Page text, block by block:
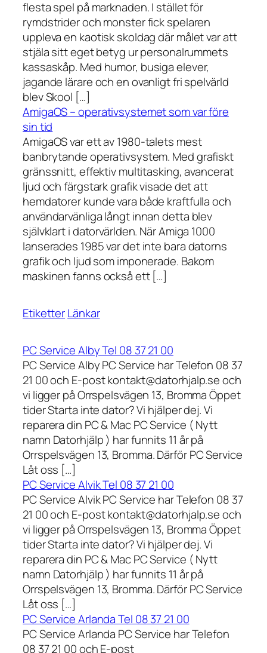
flesta spel på marknaden. I stället för
rymdstrider och monster fick spelaren
uppleva en kaotisk skoldag där målet var att
stjäla sitt eget betyg ur personalrummets
kassaskåp. Med humor, busiga elever,
jagande lärare och en ovanligt fri spelvärld
blev Skool […]
AmigaOS – operativsystemet som var före
sin tid
AmigaOS var ett av 1980-talets mest
banbrytande operativsystem. Med grafiskt
gränssnitt, effektiv multitasking, avancerat
ljud och färgstark grafik visade det att
hemdatorer kunde vara både kraftfulla och
användarvänliga långt innan detta blev
självklart i datorvärlden. När Amiga 1000
lanserades 1985 var det inte bara datorns
grafik och ljud som imponerade. Bakom
maskinen fanns också ett […]
EtiketterLänkar
PC Service Alby Tel 08 37 21 00
PC Service Alby PC Service har Telefon 08 37
21 00 och E-post kontakt@datorhjalp.se och
vi ligger på Orrspelsvägen 13, Bromma Öppet
tider Starta inte dator? Vi hjälper dej. Vi
reparera din PC & Mac PC Service ( Nytt
namn Datorhjälp ) har funnits 11 år på
Orrspelsvägen 13, Bromma. Därför PC Service
Låt oss […]
PC Service Alvik Tel 08 37 21 00
PC Service Alvik PC Service har Telefon 08 37
21 00 och E-post kontakt@datorhjalp.se och
vi ligger på Orrspelsvägen 13, Bromma Öppet
tider Starta inte dator? Vi hjälper dej. Vi
reparera din PC & Mac PC Service ( Nytt
namn Datorhjälp ) har funnits 11 år på
Orrspelsvägen 13, Bromma. Därför PC Service
Låt oss […]
PC Service Arlanda Tel 08 37 21 00
PC Service Arlanda PC Service har Telefon
08 37 21 00 och E-post